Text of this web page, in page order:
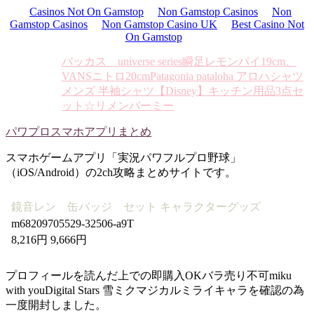
Casinos Not On Gamstop Non Gamstop Casinos
Non
Gamstop Casinos
Non Gamstop Casino UK
Best Casino Not
On Gamstop
バッカス universe series瞬足レモンパイ19cm、
VANSニトロ20cmPatagonia pataloha アロハシャツ
メンズ 半袖シャツ
【Disney】キッチン用品3点セ
ット☆リメンバーミー
パワプロスマホアプリまとめ
スマホゲームアプリ「実況パワフルプロ野球」
（iOS/Android）の2ch攻略まとめサイトです。
鏡音レン 缶バッジ セット キャラクターグッズ
m68209705529-32506-a9T
8,216円 9,666円
プロフィールを読んだ上での即購入OKバラ売り不可miku
with youDigital Stars 雪ミクマジカルミライキャラを確認の為
一度開封しました。